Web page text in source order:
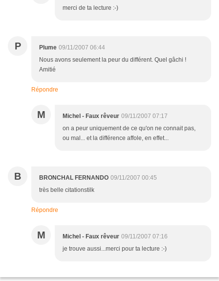
merci de ta lecture :-)
P Plume 09/11/2007 06:44
Nous avons seulement la peur du différent. Quel gâchi !
Amitié
Répondre
M Michel - Faux rêveur 09/11/2007 07:17
on a peur uniquement de ce qu'on ne connait pas,
ou mal... et la différence affole, en effet...
B BRONCHAL FERNANDO 09/11/2007 00:45
très belle citationstilk
Répondre
M Michel - Faux rêveur 09/11/2007 07:16
je trouve aussi...merci pour ta lecture :-)